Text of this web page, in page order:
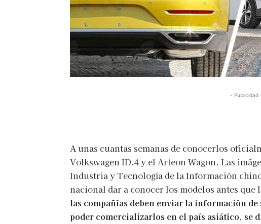
- Publicidad
A unas cuantas semanas de conocerlos
Volkswagen ID.4 y el Arteon Wagon. Las
Industria y Tecnología de la Información
nacional dar a conocer los modelos antes que
las compañías deben enviar la información de
poder comercializarlos en el país asiático, se